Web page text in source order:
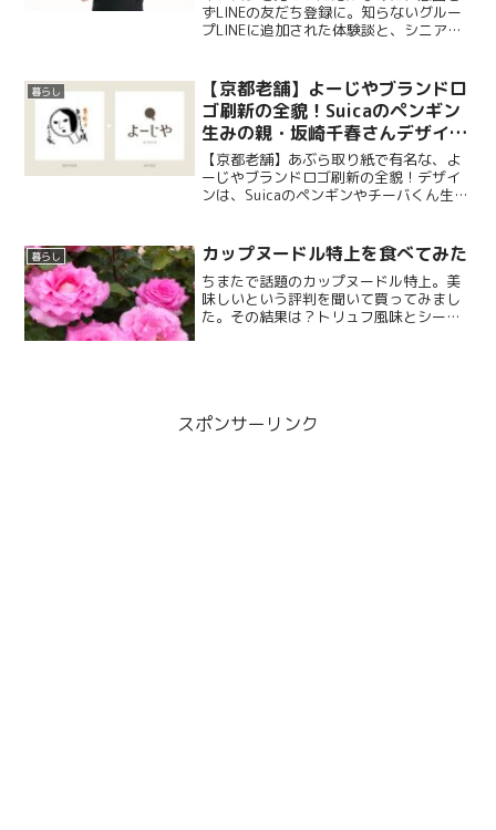
ずLINEの友だち登録に。知らないグルー
プLINEに追加された体験談と、シニア世
暮らし
【京都老舗】よーじやブランドロ
ゴ刷新の全貌！Suicaのペンギン
生みの親・坂崎千春さんデザイン
の新キャラクター「よじこ」とは
【京都老舗】あぶら取り紙で有名な、よ
ーじやブランドロゴ刷新の全貌！デザイ
ンは、Suicaのペンギンやチーバくん生み
す。
暮らし カップヌードル特上を食べてみた
ちまたで話題のカップヌードル特上。美
味しいという評判を聞いて買ってみまし
た。その結果は？トリュフ風味とシーフ
スポンサーリンク